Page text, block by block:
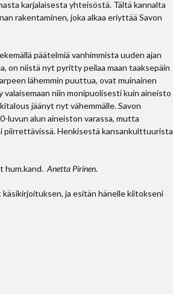
karjalaisesta yhteisöstä. Tältä kannalta
rakentaminen, joka alkaa eriyttää Savon
päätelmiä vanhimmista uuden ajan
on niistä nyt pyritty peilaa maan taaksepäin
lähemmin puuttua, ovat muinainen
niin monipuolisesti kuin aineisto
jäänyt nyt vähemmälle. Savon
luvun alun aineiston varassa, mutta
piirrettävissä. Henkisestä kansankulttuurista
hum.kand.Anetta Pirinen.
ja esitän hänelle kiitokseni